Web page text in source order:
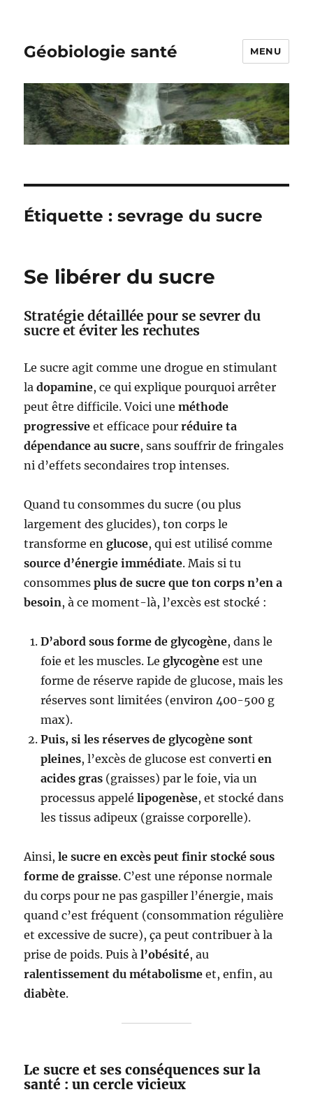
Géobiologie santé MENU
Étiquette :sevrage du sucre
Se libérer du sucre
Stratégie détaillée pour se sevrer du
sucre et éviter les rechutes
Le sucre agit comme une drogue en stimulant
ladopamine, ce qui explique pourquoi arrêter
peut être difficile. Voici uneméthode
progressive et efficace pourréduire ta
dépendance au sucre, sans souffrir de fringales
ni d’effets secondaires trop intenses.
Quand tu consommes du sucre (ou plus
largement des glucides), ton corps le
transforme englucose, qui est utilisé comme
source d’énergie immédiate. Mais si tu
consommesplus de sucre que ton corps n’en a
besoin, à ce moment-là, l’excès est stocké :
D’abord sous forme de glycogène, dans le
foie et les muscles. Leglycogène est une
forme de réserve rapide de glucose, mais les
réserves sont limitées (environ 400-500 g
max).
Puis, si les réserves de glycogène sont
pleines, l’excès de glucose est convertien
acides gras (graisses) par le foie, via un
processus appelélipogenèse, et stocké dans
les tissus adipeux (graisse corporelle).
Ainsi,le sucre en excès peut finir stocké sous
forme de graisse. C’est une réponse normale
du corps pour ne pas gaspiller l’énergie, mais
quand c’est fréquent (consommation régulière
et excessive de sucre), ça peut contribuer à la
prise de poids. Puis àl’obésité, au
ralentissement du métabolisme et, enfin, au
diabète.
Le sucre et ses conséquences sur la
santé : un cercle vicieux